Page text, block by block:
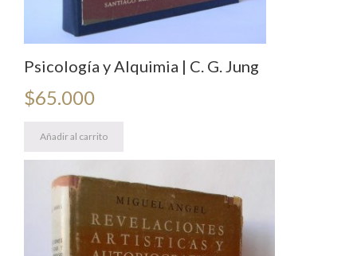
Psicología y Alquimia | C. G. Jung
$65.000
Añadir al carrito